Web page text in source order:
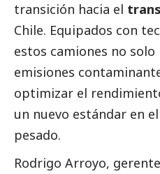
transición hacia el
Chile. Equipados con
estos camiones no
emisiones
optimizar el
un nuevo estándar en
pesado.
Rodrigo Arroyo,